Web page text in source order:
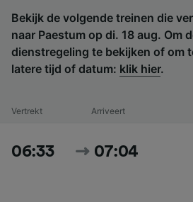
Bekijk de volgende treinen die
naar Paestum op di. 18 aug. Om
dienstregeling te bekijken of om
latere tijd of datum: klik hier.
Vertrekt Arriveert
06:33 07:04